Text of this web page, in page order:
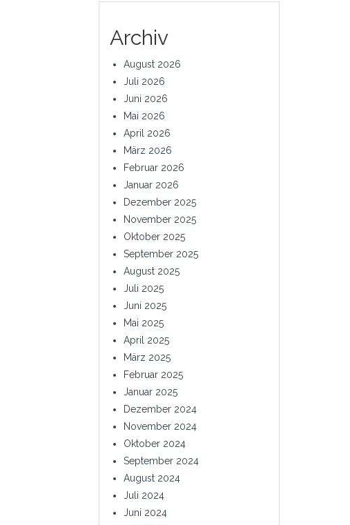
Archiv
August 2026
Juli 2026
Juni 2026
Mai 2026
April 2026
März 2026
Februar 2026
Januar 2026
Dezember 2025
November 2025
Oktober 2025
September 2025
August 2025
Juli 2025
Juni 2025
Mai 2025
April 2025
März 2025
Februar 2025
Januar 2025
Dezember 2024
November 2024
Oktober 2024
September 2024
August 2024
Juli 2024
Juni 2024